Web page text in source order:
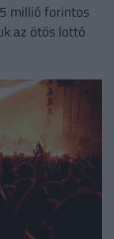
millió forintos
az ötös lottó